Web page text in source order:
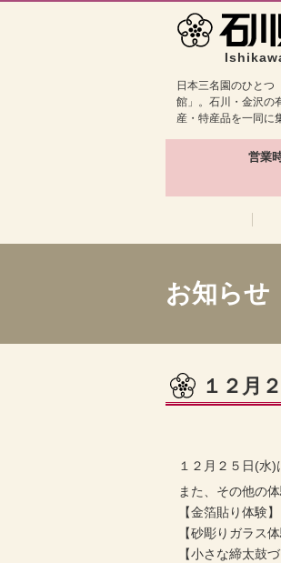
日本三名園のひとつ
館」。石川・金沢の
産・特産品を一同に
営業
お知らせ
１２月
１２月２５日(水)
また、その他の
【金箔貼り体験】
【砂彫りガラス体
【小さな締太鼓